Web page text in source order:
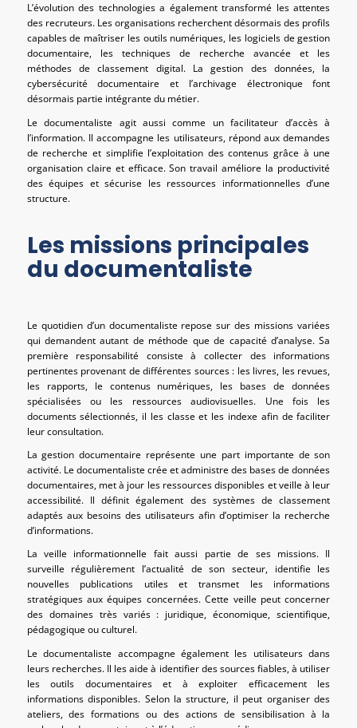
L’évolution des technologies a également transformé les attentes
des recruteurs. Les organisations recherchent désormais des profils
capables de maîtriser les outils numériques, les logiciels de gestion
documentaire, les techniques de recherche avancée et les
méthodes de classement digital. La gestion des données, la
cybersécurité documentaire et l’archivage électronique font
désormais partie intégrante du métier.
Le documentaliste agit aussi comme un facilitateur d’accès à
l’information. Il accompagne les utilisateurs, répond aux demandes
de recherche et simplifie l’exploitation des contenus grâce à une
organisation claire et efficace. Son travail améliore la productivité
des équipes et sécurise les ressources informationnelles d’une
structure.
Les missions principales
du documentaliste
Le quotidien d’un documentaliste repose sur des missions variées
qui demandent autant de méthode que de capacité d’analyse. Sa
première responsabilité consiste à collecter des informations
pertinentes provenant de différentes sources : les livres, les revues,
les rapports, le contenus numériques, les bases de données
spécialisées ou les ressources audiovisuelles. Une fois les
documents sélectionnés, il les classe et les indexe afin de faciliter
leur consultation.
La gestion documentaire représente une part importante de son
activité. Le documentaliste crée et administre des bases de données
documentaires, met à jour les ressources disponibles et veille à leur
accessibilité. Il définit également des systèmes de classement
adaptés aux besoins des utilisateurs afin d’optimiser la recherche
d’informations.
La veille informationnelle fait aussi partie de ses missions. Il
surveille régulièrement l’actualité de son secteur, identifie les
nouvelles publications utiles et transmet les informations
stratégiques aux équipes concernées. Cette veille peut concerner
des domaines très variés : juridique, économique, scientifique,
pédagogique ou culturel.
Le documentaliste accompagne également les utilisateurs dans
leurs recherches. Il les aide à identifier des sources fiables, à utiliser
les outils documentaires et à exploiter efficacement les
informations disponibles. Selon la structure, il peut organiser des
ateliers, des formations ou des actions de sensibilisation à la